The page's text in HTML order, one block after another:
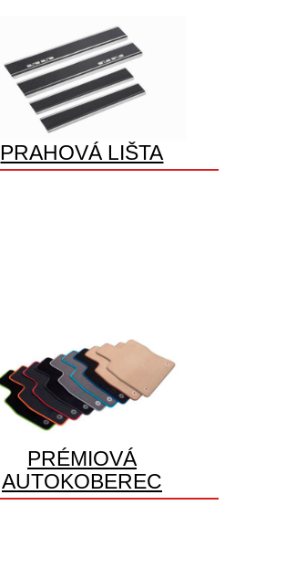
PRAHOVÁ LIŠTA
PRÉMIOVÁ
AUTOKOBEREC